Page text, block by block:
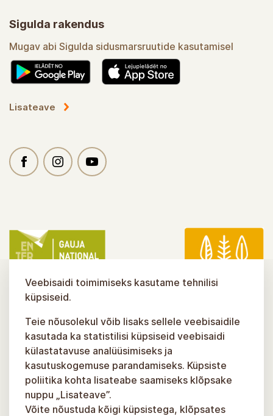
Sigulda rakendus
Mugav abi Sigulda sidusmarsruutide kasutamisel
Lisateave
Veebisaidi toimimiseks kasutame tehnilisi
küpsiseid.
Teie nõusolekul võib lisaks sellele veebisaidile
kasutada ka statistilisi küpsiseid veebisaidi
külastatavuse analüüsimiseks ja
kasutuskogemuse parandamiseks. Küpsiste
poliitika kohta lisateabe saamiseks klõpsake
nuppu „Lisateave”.
Võite nõustuda kõigi küpsistega, klõpsates